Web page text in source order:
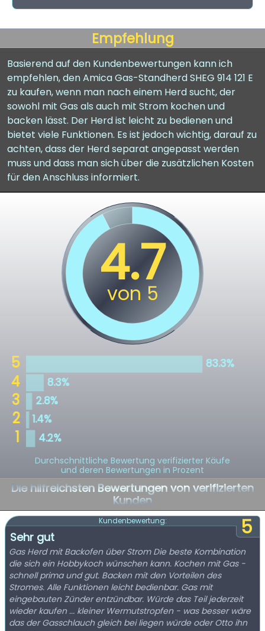
Empfehlung
Basierend auf den Kundenbewertungen kann ich
empfehlen, den Amica Gas-Standherd SHEG 914 121 E
zu kaufen, wenn man nach einem Herd sucht, der
sowohl mit Gas als auch mit Strom kochen und
backen lässt. Der Herd ist leicht zu bedienen und
bietet viele Funktionen. Es ist jedoch wichtig, darauf zu
achten, dass der Herd separat angepasst werden
muss und dass man sich über die zusätzlichen Kosten
für den Anschluss informiert.
Durchschnittliche Bewertung verifizierter Käufe
und deren Bewertungen in Prozent
Die hilfreichsten Bewertungen von verifizierten
Kunden
5
Kundenbewertung:
Sehr gut
Gas Herd mit Backofen über Strom Die beste Kombination
die sich ein Hobbykoch wünschen kann. Kochen mit Gas -
schnell prima und gut. Backen mit den Vorteilen des
Stromes. Alle Funktionen leicht bedienbar. Gas mit
eingebauten Zünder entzündbar. Würde das Teil jederzeit
wieder kaufen ... kleiner Wermutstropfen - was besser wäre
das der Gasschlauch gleich bei liegen würde oder Otto ihn